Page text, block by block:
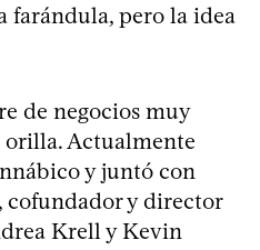
farándula, pero la idea
de negocios muy
Actualmente
y juntó con
cofundador y director
Krell y Kevin